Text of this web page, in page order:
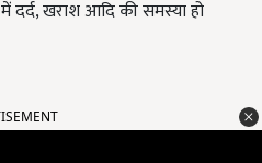
खराश आदि की समस्या हो